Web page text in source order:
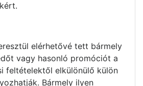
elérhetővé tett bármely
vagy hasonló promóciót a
feltételektől elkülönülő külön
Bármely ilyen